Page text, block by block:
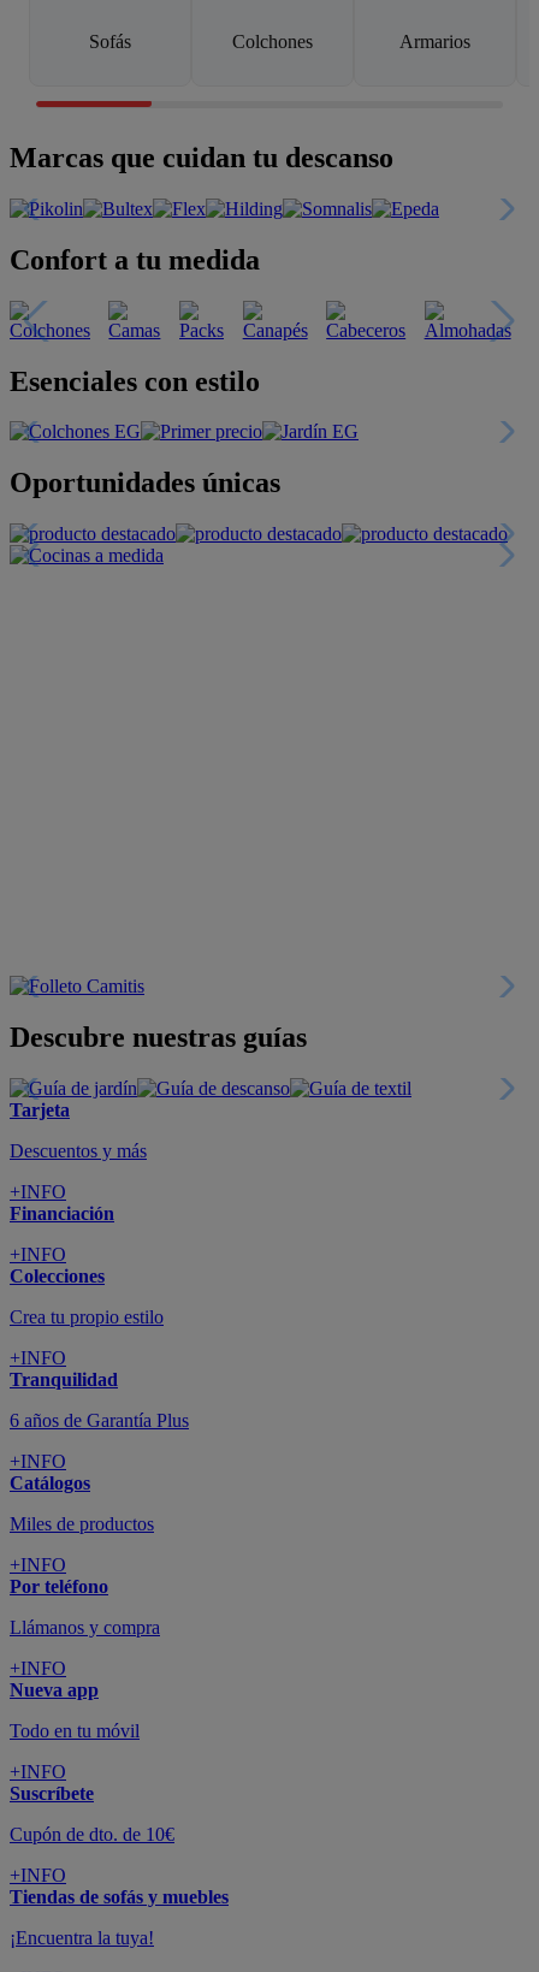
Sofás Colchones Armarios
Marcas que cuidan tu descanso
Confort a tu medida
Esenciales con estilo
Oportunidades únicas
Descubre nuestras guías
Tarjeta
Descuentos y más
+INFO
Financiación
+INFO
Colecciones
Crea tu propio estilo
+INFO
Tranquilidad
6 años de Garantía Plus
+INFO
Catálogos
Miles de productos
+INFO
Por teléfono
Llámanos y compra
+INFO
Nueva app
Todo en tu móvil
+INFO
Suscríbete
Cupón de dto. de 10€
+INFO
Tiendas de sofás y muebles
¡Encuentra la tuya!